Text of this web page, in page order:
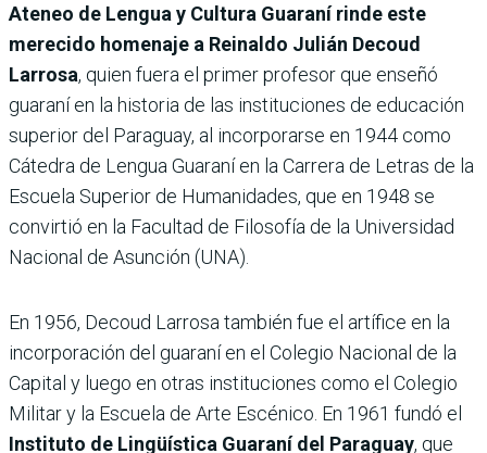
Ateneo de Lengua y Cultura Guaraní rinde este
merecido homenaje a Reinaldo Julián Decoud
Larrosa, quien fuera el primer profesor que enseñó
guaraní en la historia de las instituciones de educación
superior del Paraguay, al incorporarse en 1944 como
Cátedra de Lengua Guaraní en la Carrera de Letras de la
Escuela Superior de Humanidades, que en 1948 se
convirtió en la Facultad de Filosofía de la Universidad
Nacional de Asunción (UNA).
En 1956, Decoud Larrosa también fue el artífice en la
incorporación del guaraní en el Colegio Nacional de la
Capital y luego en otras instituciones como el Colegio
Militar y la Escuela de Arte Escénico. En 1961 fundó el
Instituto de Lingüística Guaraní del Paraguay, que